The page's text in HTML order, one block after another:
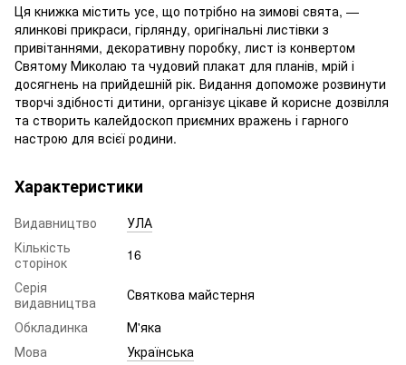
Ця книжка містить усе, що потрібно на зимові свята, —
ялинкові прикраси, гірлянду, оригінальні листівки з
привітаннями, декоративну поробку, лист із конвертом
Святому Миколаю та чудовий плакат для планів, мрій і
досягнень на прийдешній рік. Видання допоможе розвинути
творчі здібності дитини, організує цікаве й корисне дозвілля
та створить калейдоскоп приємних вражень і гарного
настрою для всієї родини.
Характеристики
Видавництво
УЛА
Кількість
сторінок
16
Серія
видавництва
Святкова майстерня
Обкладинка
М'яка
Мова
Українська